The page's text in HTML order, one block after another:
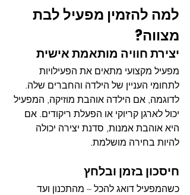
למה להזמין מפעיל לבת
מצווה?
יצירת חוויה מותאמת אישית
מפעיל מקצועי מתאים את הפעילויות
לתחומי העניין של הילדה והחברים שלה.
לדוגמה, אם הילדה אוהבת מוזיקה, המפעיל
יכול לארגן קריוקי או הפעלת ריקודים. אם
היא אוהבת אמנות, סדנת יצירה יכולה
להיות בחירה מושלמת.
חיסכון בזמן ובלחץ
כשהמפעיל דואג להכל – מהתכנון ועד